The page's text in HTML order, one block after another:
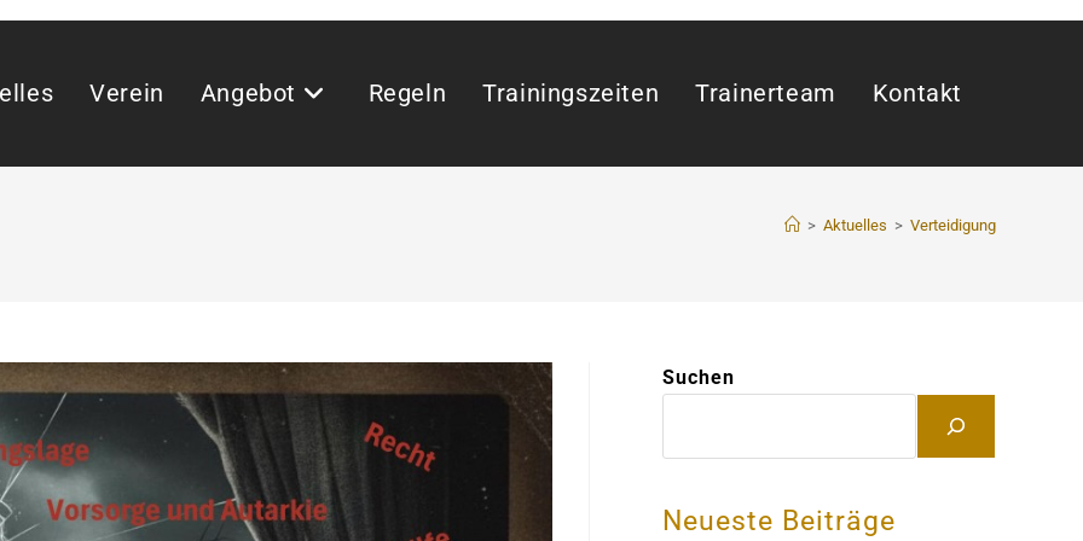
Verein Angebot Regeln Trainingszeiten Trainerteam Kontakt
> Aktuelles > Verteidigung
Suchen
Neueste Beiträge